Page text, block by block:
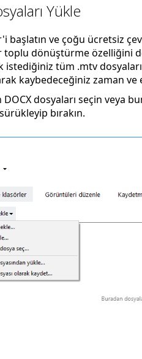
Yükle
başlatın ve çoğu ücretsiz
toplu dönüştürme özelliğini
tüm .mtv
kaybedeceğiniz zaman
dosyaları seçin veya
bırakın.